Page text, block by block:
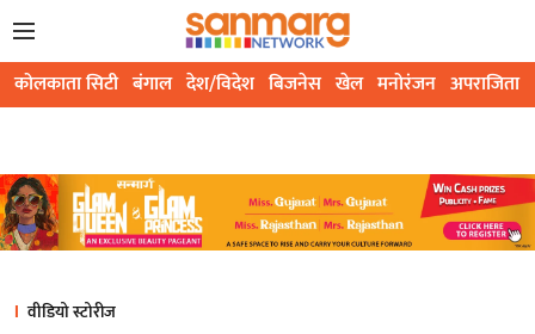
कोलकाता सिटी बंगाल देश/विदेश बिजनेस खेल मनोरंजन अपराजिता
वीडियो स्टोरीज